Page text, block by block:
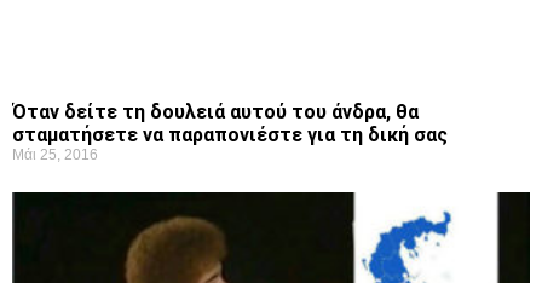
Όταν δείτε τη δουλειά αυτού του άνδρα, θα
σταματήσετε να παραπονιέστε για τη δική σας
Μάι 25, 2016